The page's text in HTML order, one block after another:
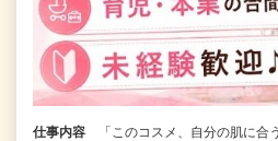
仕事内容
「このコスメ、自分の肌に